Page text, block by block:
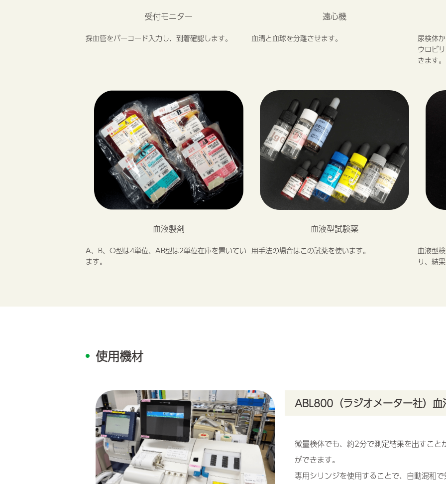
受付モニター
採血管をバーコード入力し、到着確認します。
遠心機
血清と血球を分離させます。
尿検体
ウロビ
きます。
血液製剤
A、B、O型は4単位、AB型は2単位在庫を置いてい
ます。
血液型試験薬
用手法の場合はこの試薬を使います。
血液型
り、結
使用機材
ABL800（ラジオメーター社）血
微量検体でも、約2分で測定結果を出すこ
ができます。
専用シリンジを使用することで、自動混和